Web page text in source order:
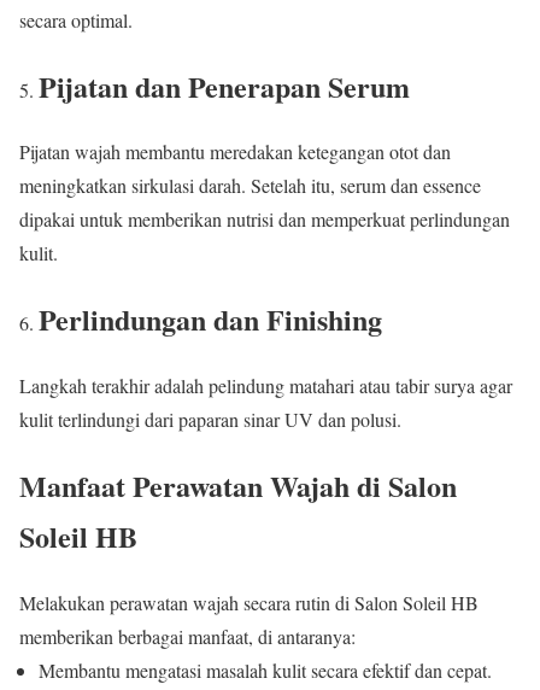
secara optimal.
Pijatan dan Penerapan Serum
Pijatan wajah membantu meredakan ketegangan otot dan
meningkatkan sirkulasi darah. Setelah itu, serum dan essence
dipakai untuk memberikan nutrisi dan memperkuat perlindungan
kulit.
Perlindungan dan Finishing
Langkah terakhir adalah pelindung matahari atau tabir surya agar
kulit terlindungi dari paparan sinar UV dan polusi.
Manfaat Perawatan Wajah di Salon
Soleil HB
Melakukan perawatan wajah secara rutin di Salon Soleil HB
memberikan berbagai manfaat, di antaranya:
Membantu mengatasi masalah kulit secara efektif dan cepat.